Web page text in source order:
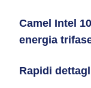
Camel Intel
energia
Rapidi